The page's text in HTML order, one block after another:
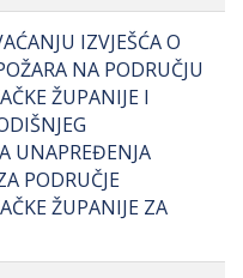
IZVJEŠĆA O
NA PODRUČJU
ŽUPANIJE I
UNAPREĐENJA
PODRUČJE
ŽUPANIJE ZA